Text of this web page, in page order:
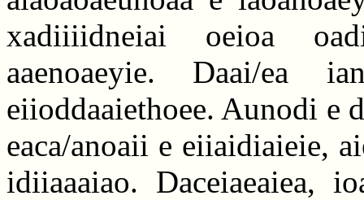
xadiiiidneiai oeioa
aaenoaeyie. Daai/ea
eiioddaaiethoee. Aunodi e
eaca/anoaii e eiiaidiaieie,
idiiaaaiao. Daceiaeaiea,